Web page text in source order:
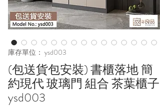
庫存單位： ysd003
(包送貨包安裝) 書櫃落地 簡
約現代 玻璃門 組合 茶葉櫃子
ysd003